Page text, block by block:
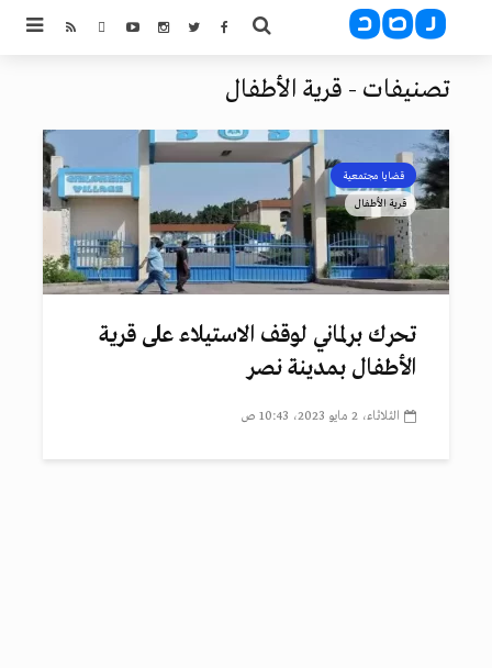
تصنيفات - قرية الأطفال
قضايا مجتمعية
قرية الأطفال
تحرك برلماني لوقف الاستيلاء على قرية
الأطفال بمدينة نصر
الثلاثاء، 2 مايو 2023، 10:43 ص